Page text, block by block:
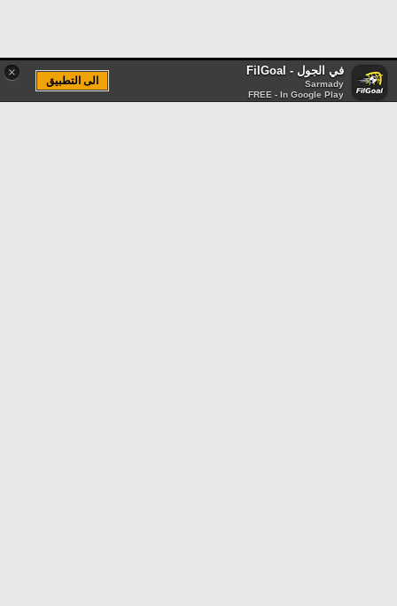
× في الجول - FilGoal
Sarmady
FREE - In Google Play
الى التطبيق